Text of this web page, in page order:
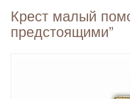
Крест малый
предстоящими”